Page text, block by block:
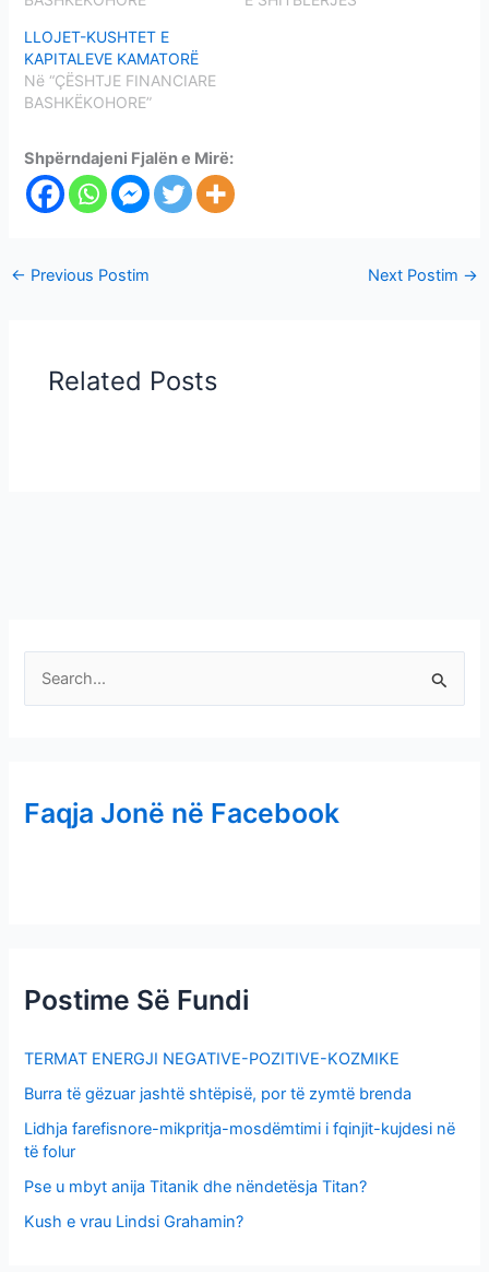
LLOJET-KUSHTET E
KAPITALEVE KAMATORË
Në “ÇËSHTJE FINANCIARE
BASHKËKOHORE”
Shpërndajeni Fjalën e Mirë:
← Previous Postim Next Postim →
Related Posts
c
Faqja Jonë në Facebook
Postime Së Fundi
TERMAT ENERGJI NEGATIVE-POZITIVE-KOZMIKE
Burra të gëzuar jashtë shtëpisë, por të zymtë brenda
Lidhja farefisnore-mikpritja-mosdëmtimi i fqinjit-kujdesi në
të folur
Pse u mbyt anija Titanik dhe nëndetësja Titan?
Kush e vrau Lindsi Grahamin?